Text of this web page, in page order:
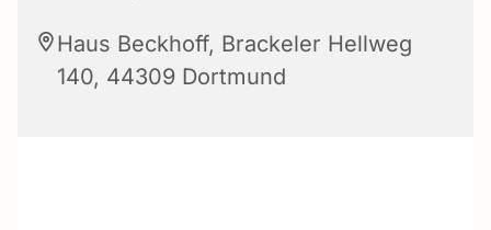
Haus Beckhoff, Brackeler Hellweg
140, 44309 Dortmund